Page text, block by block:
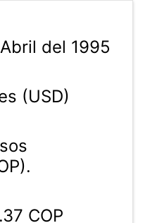
del 1995
(USD)
COP